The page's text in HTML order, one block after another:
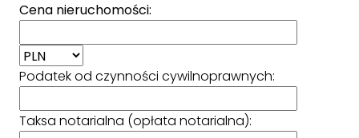
Cena nieruchomości:
Podatek od czynności cywilnoprawnych:
Taksa notarialna (opłata notarialna):